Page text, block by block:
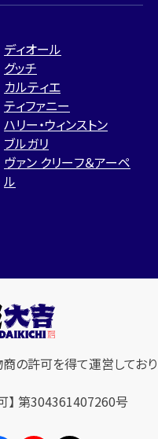
ディオール
グッチ
カルティエ
ティファニー
ハリー・ウィンストン
ブルガリ
ヴァン クリーフ＆アーペ
ル
の許可を得て運営しており
】 第304361407260号